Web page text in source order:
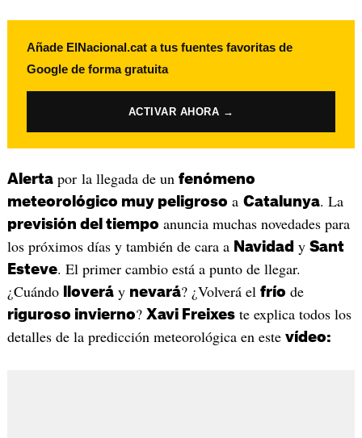
Añade ElNacional.cat a tus fuentes favoritas de
Google de forma gratuita
ACTIVAR AHORA →
Alertapor la llegada de un fenómeno
meteorológico muy peligroso a Catalunya. La
previsión del tiempo anuncia muchas novedades para
los próximos días y también de cara a Navidad y Sant
Esteve. El primer cambio está a punto de llegar.
¿Cuándo
lloveráy nevará? ¿Volverá el frío de
riguroso invierno? Xavi Freixeste explica todos los
detalles de la predicción meteorológica en este vídeo: